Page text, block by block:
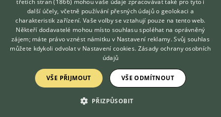
Hledáte zvířecího kamaráda?
Zdarma vám poradí
VETERINÁŘ ONLINE
KONZULTOVAT S
VETERINÁŘEM
třetích stran (1866) mohou vaše údaje zpracovávat také pro tyto i
další účely, včetně používání přesných údajů o geolokaci a
charakteristik zařízení. Vaše volby se vztahují pouze na tento web.
Někteří dodavatelé mohou místo souhlasu spoléhat na oprávněný
zájem; máte právo vznést námitku v Nastavení reklamy. Svůj souhlas
můžete kdykoli odvolat v Nastavení cookies. Zásady ochrany osobních
údajů
VŠE PŘIJMOUT VŠE ODMÍTNOUT
PŘIZPŮSOBIT